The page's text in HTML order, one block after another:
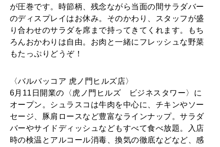
が圧巻です。時節柄、残念ながら当面の間サラダバー
のディスプレイはお休み。そのかわり、スタッフが盛
り合わせのサラダを席まで持ってきてくれます。もち
ろんおかわりは自由。お肉と一緒にフレッシュな野菜
もたっぷりどうぞ！
〈バルバッコア 虎ノ門ヒルズ店〉
6月11日開業の〈虎ノ門ヒルズ ビジネスタワー〉に
オープン。シュラスコは牛肉を中心に、チキンやソー
セージ、豚肩ロースなど豊富なラインナップ。サラダ
バーやサイドディッシュなどもすべて食べ放題。入店
時の検温とアルコール消毒、換気の徹底などなど、感